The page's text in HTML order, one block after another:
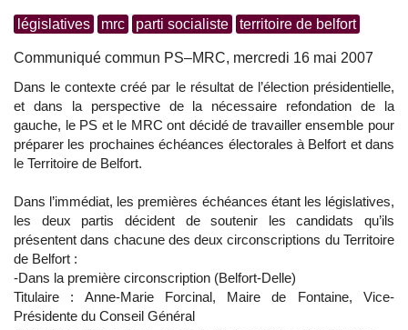
législatives mrc parti socialiste territoire de belfort
Communiqué commun PS–MRC, mercredi 16 mai 2007
Dans le contexte créé par le résultat de l’élection présidentielle,
et dans la perspective de la nécessaire refondation de la
gauche, le PS et le MRC ont décidé de travailler ensemble pour
préparer les prochaines échéances électorales à Belfort et dans
le Territoire de Belfort.
Dans l’immédiat, les premières échéances étant les législatives,
les deux partis décident de soutenir les candidats qu’ils
présentent dans chacune des deux circonscriptions du Territoire
de Belfort :
-Dans la première circonscription (Belfort-Delle)
Titulaire : Anne-Marie Forcinal, Maire de Fontaine, Vice-
Présidente du Conseil Général